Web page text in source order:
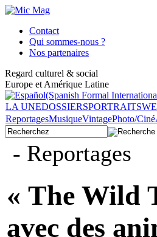
Contact
Qui sommes-nous ?
Nos partenaires
Regard culturel & social
Europe et Amérique Latine
LA UNEDOSSIERSPORTRAITS
ReportagesMusiqueVintagePhoto/Ciné
- Reportages
« The Wild
avec des